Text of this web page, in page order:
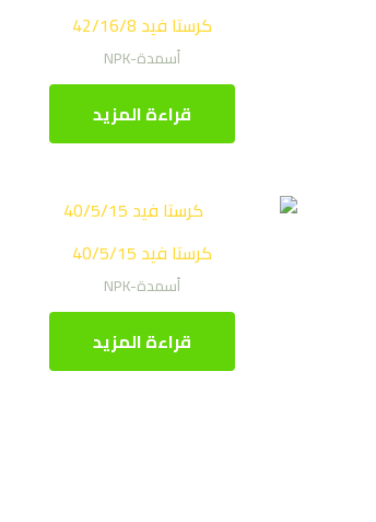
كرستا فيد 42/16/8
أسمدة-NPK
قراءة المزيد
كرستا فيد 40/5/15
أسمدة-NPK
قراءة المزيد